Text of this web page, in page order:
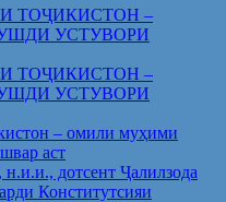
ТОҶИКИСТОН –
УСТУВОРИ
ТОҶИКИСТОН –
УСТУВОРИ
– омили муҳими
аст
дотсент Ҷалилзода
Конститутсияи